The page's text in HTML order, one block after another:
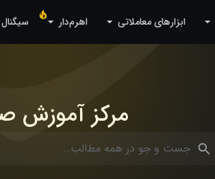
ابزارهای معاملاتی اهرم‌دار سیگنال
مرکز آموزش